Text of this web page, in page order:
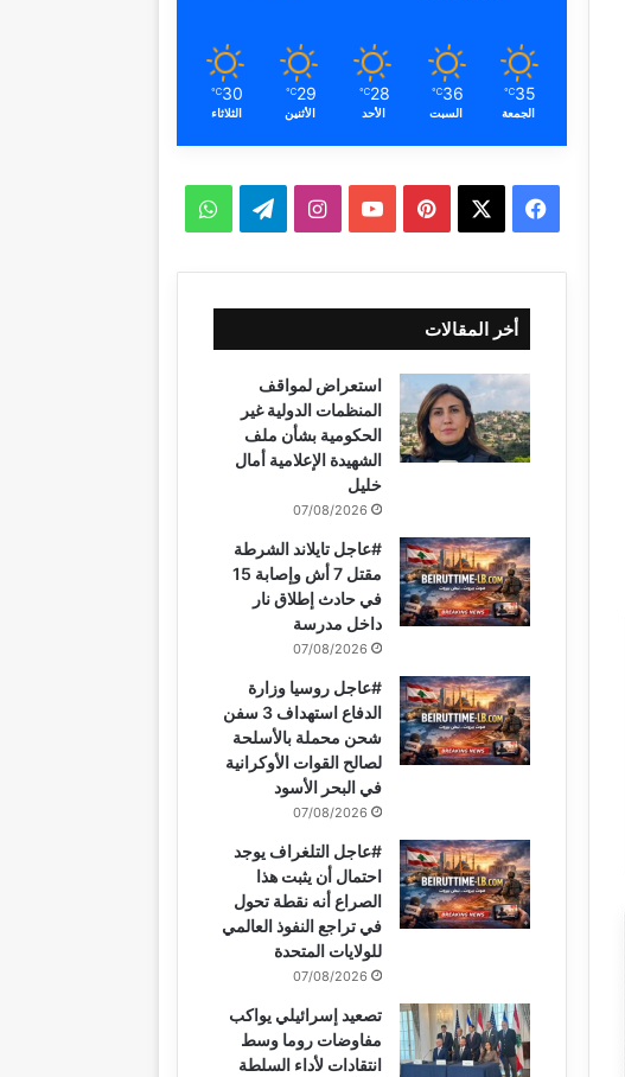
35
℃
الجمعة
36
℃
السبت
28
℃
الأحد
29
℃
الأثنين
30
℃
الثلاثاء
س
ب
ك
ب
ن
ت
ر
س
ت
o
u
T
u
b
e
ا
س
ت
ق
ر
م
ل
ق
ا
و
أخر المقالات
استعراض لمواقف
المنظمات الدولية غير
الحكومية بشأن ملف
الشهيدة الإعلامية أمال
خليل
07/08/2026
#عاجل تايلاند الشرطة
مقتل 7 أش وإصابة 15
في حادث إطلاق نار
داخل مدرسة
07/08/2026
#عاجل روسيا وزارة
الدفاع استهداف 3 سفن
شحن محملة بالأسلحة
لصالح القوات الأوكرانية
في البحر الأسود
07/08/2026
#عاجل التلغراف يوجد
احتمال أن يثبت هذا
الصراع أنه نقطة تحول
في تراجع النفوذ العالمي
للولايات المتحدة
07/08/2026
تصعيد إسرائيلي يواكب
مفاوضات روما وسط
انتقادات لأداء السلطة